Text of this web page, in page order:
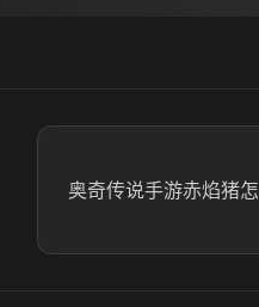
奥奇传说手游赤焰猪